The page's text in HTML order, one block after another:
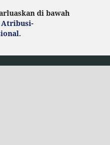
di bawah
Atribusi-
.